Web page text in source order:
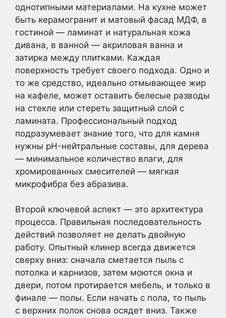
однотипными материалами. На кухне может
быть керамогранит и матовый фасад МДФ, в
гостиной — ламинат и натуральная кожа
дивана, в ванной — акриловая ванна и
затирка между плитками. Каждая
поверхность требует своего подхода. Одно и
то же средство, идеально отмывающее жир
на кафеле, может оставить белесые разводы
на стекле или стереть защитный слой с
ламината. Профессиональный подход
подразумевает знание того, что для камня
нужны pH-нейтральные составы, для дерева
— минимальное количество влаги, для
хромированных смесителей — мягкая
микрофибра без абразива.
Второй ключевой аспект — это архитектура
процесса. Правильная последовательность
действий позволяет не делать двойную
работу. Опытный клинер всегда движется
сверху вниз: сначала сметается пыль с
потолка и карнизов, затем моются окна и
двери, потом протирается мебель, и только в
финале — полы. Если начать с пола, то пыль
с верхних полок снова осядет вниз. Также